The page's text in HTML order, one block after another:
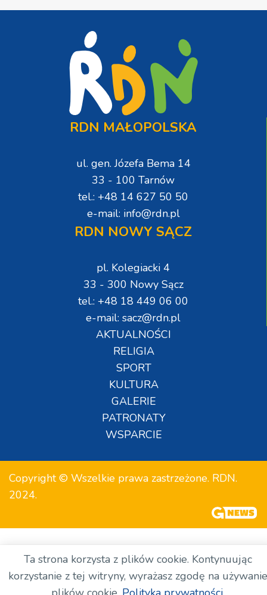
RDN MAŁOPOLSKA
ul. gen. Józefa Bema 14
33 - 100 Tarnów
tel.: +48 14 627 50 50
e-mail: info@rdn.pl
RDN NOWY SĄCZ
pl. Kolegiacki 4
33 - 300 Nowy Sącz
tel.: +48 18 449 06 00
e-mail: sacz@rdn.pl
AKTUALNOŚCI
RELIGIA
SPORT
KULTURA
GALERIE
PATRONATY
WSPARCIE
Copyright © Wszelkie prawa zastrzeżone. RDN.
2024.
Ta strona korzysta z plików cookie. Kontynuując
korzystanie z tej witryny, wyrażasz zgodę na używanie